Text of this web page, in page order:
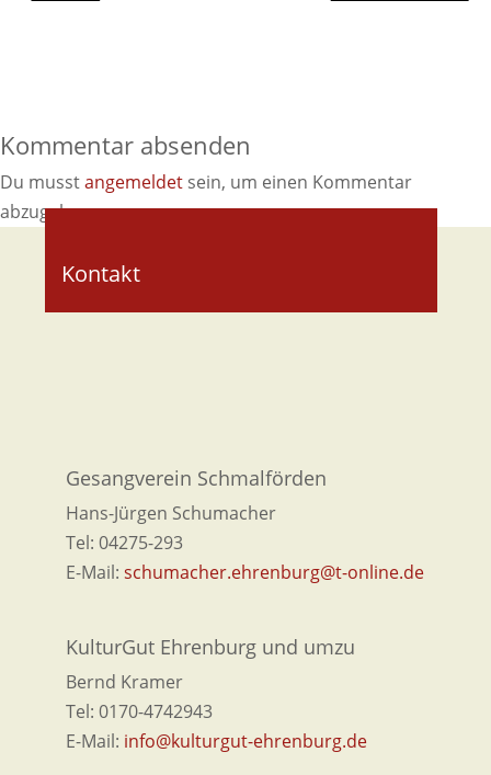
Kommentar absenden
Du musstangemeldet sein, um einen Kommentar
abzugeben.
Kontakt
Gesangverein Schmalförden
Hans-Jürgen Schumacher
Tel: 04275-293
E-Mail: schumacher.ehrenburg@t-online.de
KulturGut Ehrenburg und umzu
Bernd Kramer
Tel: 0170-4742943
E-Mail: info@kulturgut-ehrenburg.de